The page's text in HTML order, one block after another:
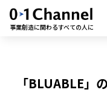
事業創造に関わるすべての人に
「BLUABLE」